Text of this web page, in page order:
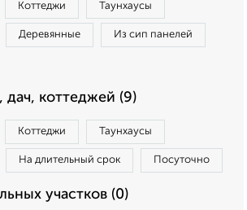
Коттеджи Таунхаусы
Деревянные Из сип панелей
коттеджей (9)
Коттеджи Таунхаусы
На длительный срок Посуточно
участков (0)